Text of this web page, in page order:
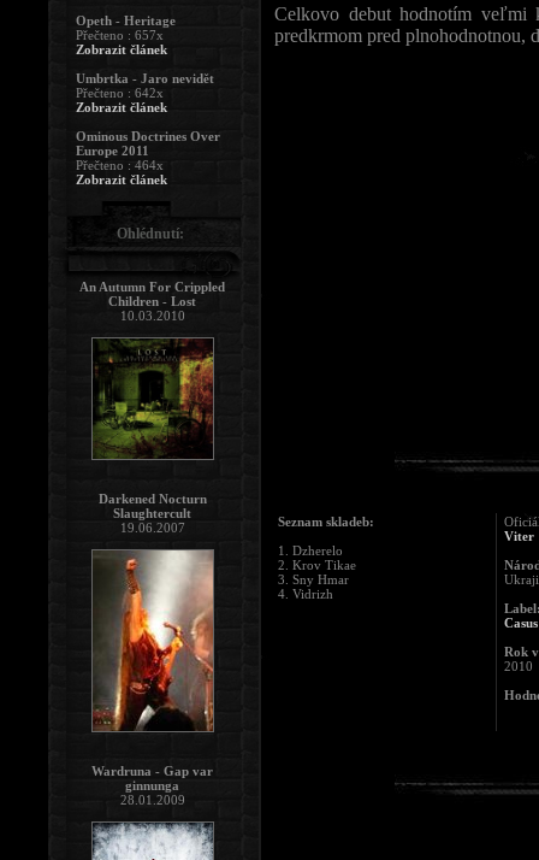
Celkovo debut hodnotím veľmi
predkrmom pred plnohodnotnou,
Seznam skladeb:
1. Dzherelo
2. Krov Tikae
3. Sny Hmar
4. Vidrizh
Viter
Rok
2010
Opeth - Heritage
Přečteno : 657x
Zobrazit článek
Umbrtka - Jaro nevidět
Přečteno : 642x
Zobrazit článek
Ominous Doctrines Over
Europe 2011
Přečteno : 464x
Zobrazit článek
Ohlédnutí:
An Autumn For Crippled
Children - Lost
10.03.2010
Darkened Nocturn
Slaughtercult
19.06.2007
Wardruna - Gap var
ginnunga
28.01.2009